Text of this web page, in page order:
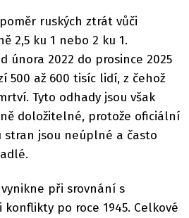
ruských ztrát vůči
2,5 ku 1 nebo 2 ku 1.
února 2022 do prosince 2025
500 až 600 tisíc lidí, z čehož
Tyto odhady jsou však
doložitelné, protože oficiální
stran jsou neúplné a často
při srovnání s
po roce 1945. Celkové